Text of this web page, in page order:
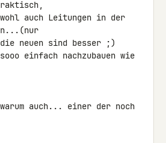
wohl auch Leitungen in der
neuen sind besser ;)
einfach nachzubauen wie
auch... einer der noch